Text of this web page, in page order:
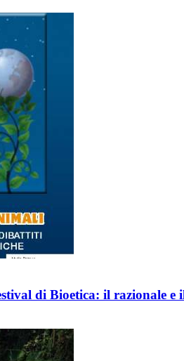
di Bioetica: il razionale e